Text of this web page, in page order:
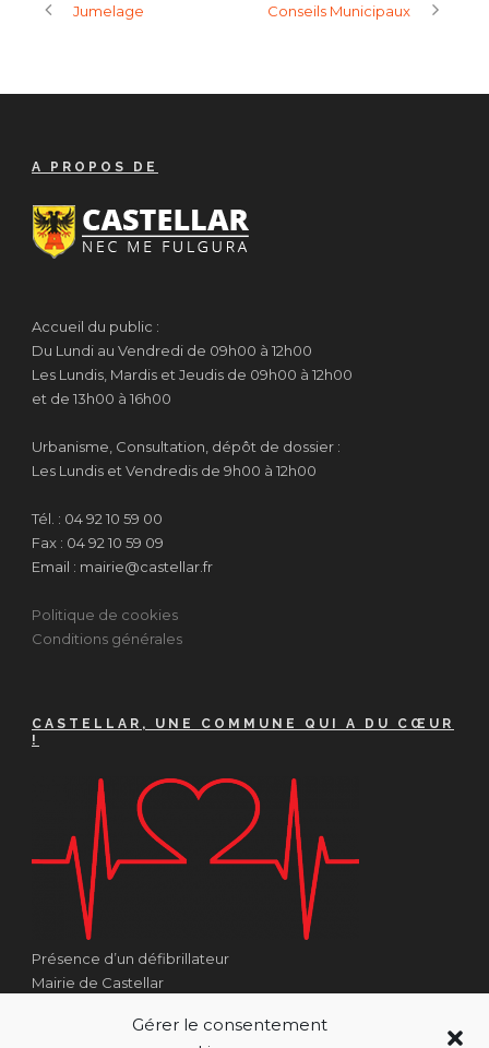
Gérer le consentement
Jumelage Conseils Municipaux
A PROPOS DE
Accueil du public :
Du Lundi au Vendredi de 09h00 à 12h00
Les Lundis, Mardis et Jeudis de 09h00 à 12h00
et de 13h00 à 16h00
Urbanisme, Consultation, dépôt de dossier :
Les Lundis et Vendredis de 9h00 à 12h00
Tél. : 04 92 10 59 00
Fax : 04 92 10 59 09
Email : mairie@castellar.fr
Politique de cookies
Conditions générales
CASTELLAR, UNE COMMUNE QUI A DU CŒUR
!
Présence d’un défibrillateur
Mairie de Castellar
Côté Escalier Rue Sarrail